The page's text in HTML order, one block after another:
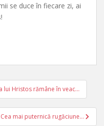
se duce în fiecare zi, ai
lui Hristos rămâne în veac…
Cea mai puternică rugăciune…